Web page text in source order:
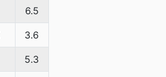
6.5
3.6
5.3